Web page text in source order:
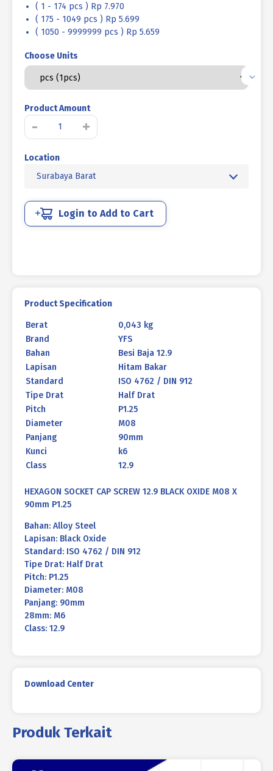
( 1 - 174 pcs ) Rp 7.970
( 175 - 1049 pcs ) Rp 5.699
( 1050 - 9999999 pcs ) Rp 5.659
Choose Units
Product Amount
-
Kuantitas
SOCKET
CAP
HITAM
BAKAR
+
Location
Surabaya Barat
Login to Add to Cart
Product Specification
Berat
0,043 kg
Brand
YFS
Bahan
Besi Baja 12.9
Lapisan
Hitam Bakar
Standard
ISO 4762 / DIN 912
Tipe Drat
Half Drat
Pitch
P1.25
Diameter
M08
Panjang
90mm
Kunci
k6
Class
12.9
HEXAGON SOCKET CAP SCREW 12.9 BLACK OXIDE M08 X
90mm P1.25
Bahan: Alloy Steel
Lapisan: Black Oxide
Standard: ISO 4762 / DIN 912
Tipe Drat: Half Drat
Pitch: P1.25
Diameter: M08
Panjang: 90mm
28mm: M6
Class: 12.9
Download Center
Produk Terkait